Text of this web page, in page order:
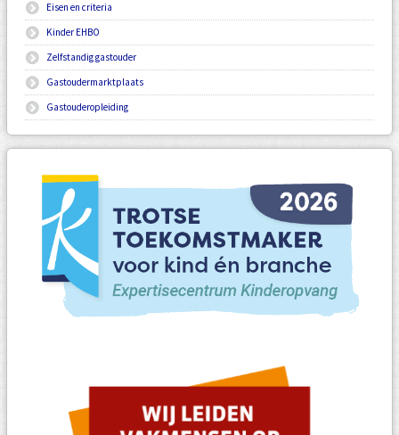
Eisen en criteria
Kinder EHBO
Zelfstandig gastouder
Gastoudermarktplaats
Gastouderopleiding